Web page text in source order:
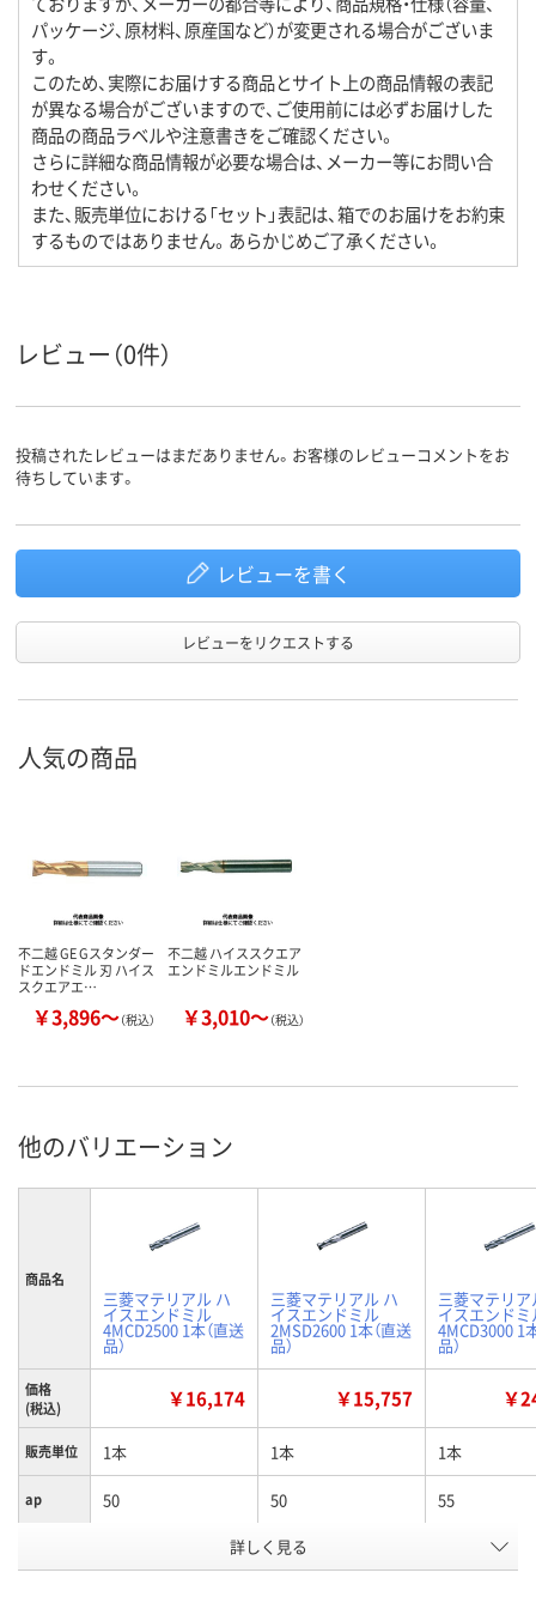
パッケージ、原材料、原産国など）が変更される場合がございま
す。
このため、実際にお届けする商品とサイト上の商品情報の表記
が異なる場合がございますので、ご使用前には必ずお届けした
商品の商品ラベルや注意書きをご確認ください。
さらに詳細な商品情報が必要な場合は、メーカー等にお問い合
わせください。
また、販売単位における「セット」表記は、箱でのお届けをお約束
するものではありません。あらかじめご了承ください。
レビュー（0件）
投稿されたレビューはまだありません。お客様のレビューコメントをお
待ちしています。
レビューを書く
レビューをリクエストする
人気の商品
不二越 GE Gスタンダー
ドエンドミル 刃 ハイス
スクエアエ…
￥3,896～（税込）
不二越 ハイススクエア
エンドミルエンドミル
￥3,010～（税込）
他のバリエーション
商品名
三菱マテリアル ハ
イスエンドミル
4MCD2500 1本（直送
品）
三菱マテリアル ハ
イスエンドミル
2MSD2600 1本（直送
品）
三菱マテリア
イスエンドミ
4MCD3000 1
品）
価格
(税込)
￥16,174 ￥15,757 ￥
販売単位 1本 1本 1本
ap 50 50 55
25
詳しく見る